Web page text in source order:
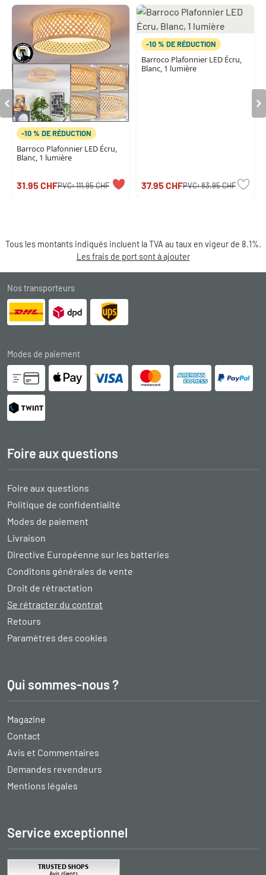
-10 % DE RÉDUCTION
Barroco Plafonnier LED Écru,
Blanc, 1 lumière
31.95 CHFPVC:111.95 CHF
-10 % DE RÉDUCTION
Barroco Plafonnier LED Écru,
Blanc, 1 lumière
37.95 CHFPVC:83.95 CHF
Tous les montants indiqués incluent la TVA au taux en vigeur de 8.1%.
Les frais de port sont à ajouter
Nos transporteurs
Modes de paiement
Foire aux questions
Foire aux questions
Politique de confidentialité
Modes de paiement
Livraison
Directive Européenne sur les batteries
Conditons générales de vente
Droit de rétractation
Se rétracter du contrat
Retours
Paramètres des cookies
Qui sommes-nous ?
Magazine
Contact
Avis et Commentaires
Demandes revendeurs
Mentions légales
Service exceptionnel